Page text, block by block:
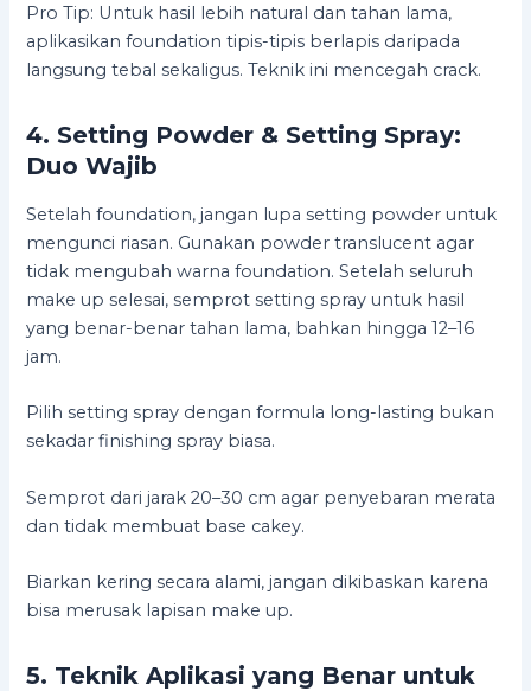
Pro Tip: Untuk hasil lebih natural dan tahan lama,
aplikasikan foundation tipis-tipis berlapis daripada
langsung tebal sekaligus. Teknik ini mencegah crack.
4. Setting Powder & Setting Spray:
Duo Wajib
Setelah foundation, jangan lupa setting powder untuk
mengunci riasan. Gunakan powder translucent agar
tidak mengubah warna foundation. Setelah seluruh
make up selesai, semprot setting spray untuk hasil
yang benar-benar tahan lama, bahkan hingga 12–16
jam.
Pilih setting spray dengan formula long-lasting bukan
sekadar finishing spray biasa.
Semprot dari jarak 20–30 cm agar penyebaran merata
dan tidak membuat base cakey.
Biarkan kering secara alami, jangan dikibaskan karena
bisa merusak lapisan make up.
5. Teknik Aplikasi yang Benar untuk